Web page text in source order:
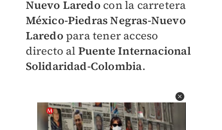
Nuevo Laredo con la carretera
México-Piedras Negras-Nuevo
Laredo para tener acceso
directo al Puente Internacional
Solidaridad-Colombia.